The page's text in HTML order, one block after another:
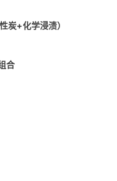
炭+化学浸渍）
合